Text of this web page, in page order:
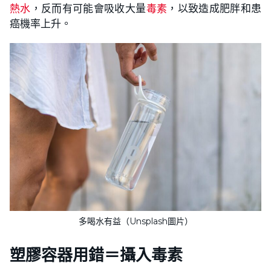
熱水 ，反而有可能會吸收大量毒素 ，以致造成肥胖和患
癌機率上升。
多喝水有益（Unsplash圖片）
塑膠容器用錯＝攝入毒素